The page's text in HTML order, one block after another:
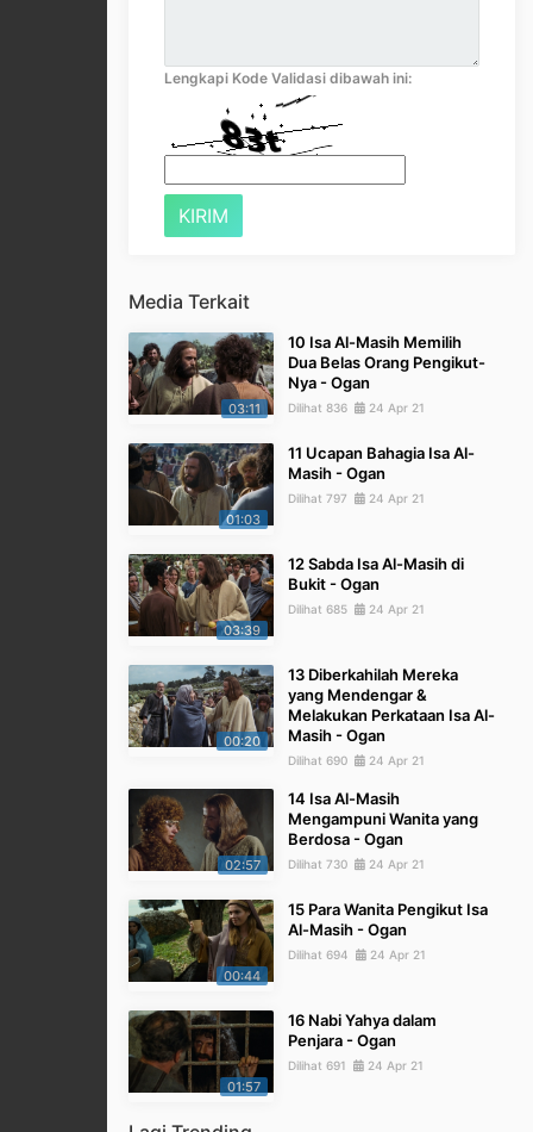
Lengkapi Kode Validasi dibawah ini:
Media Terkait
03:11
10 Isa Al-Masih Memilih
Dua Belas Orang Pengikut-
Nya - Ogan
Dilihat 836 24 Apr 21
01:03
11 Ucapan Bahagia Isa Al-
Masih - Ogan
Dilihat 797 24 Apr 21
03:39
12 Sabda Isa Al-Masih di
Bukit - Ogan
Dilihat 685 24 Apr 21
00:20
13 Diberkahilah Mereka
yang Mendengar &
Melakukan Perkataan Isa Al-
Masih - Ogan
Dilihat 690 24 Apr 21
02:57
14 Isa Al-Masih
Mengampuni Wanita yang
Berdosa - Ogan
Dilihat 730 24 Apr 21
00:44
15 Para Wanita Pengikut Isa
Al-Masih - Ogan
Dilihat 694 24 Apr 21
01:57
16 Nabi Yahya dalam
Penjara - Ogan
Dilihat 691 24 Apr 21